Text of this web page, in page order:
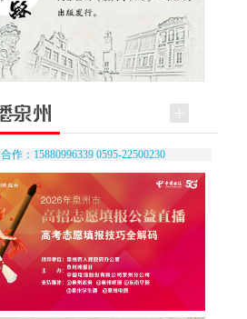
合作：15880996339 0595-22500230